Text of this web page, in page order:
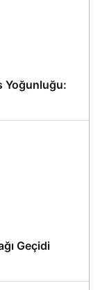
Yoğunluğu:
Geçidi